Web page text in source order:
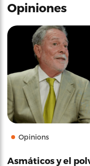
Opiniones
Opinions
Asmáticos y el